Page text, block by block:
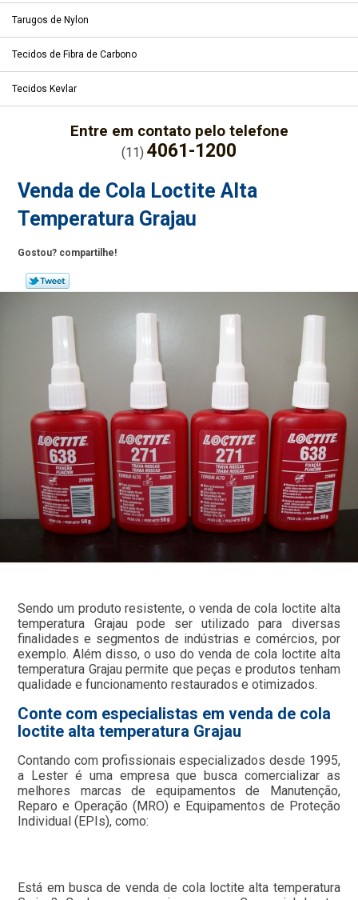
Tarugos de Nylon
Tecidos de Fibra de Carbono
Tecidos Kevlar
Entre em contato pelo telefone
(11) 4061-1200
Venda de Cola Loctite Alta
Temperatura Grajau
Gostou? compartilhe!
Sendo um produto resistente, o venda de cola loctite alta
temperatura Grajau pode ser utilizado para diversas
finalidades e segmentos de indústrias e comércios, por
exemplo. Além disso, o uso do venda de cola loctite alta
temperatura Grajau permite que peças e produtos tenham
qualidade e funcionamento restaurados e otimizados.
Conte com especialistas em venda de cola
loctite alta temperatura Grajau
Contando com profissionais especializados desde 1995,
a Lester é uma empresa que busca comercializar as
melhores marcas de equipamentos de Manutenção,
Reparo e Operação (MRO) e Equipamentos de Proteção
Individual (EPIs), como:
Está em busca de venda de cola loctite alta temperatura